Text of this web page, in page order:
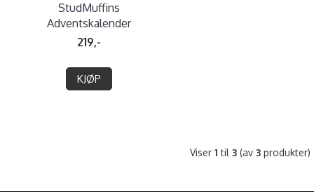
StudMuffins
Adventskalender
219,-
KJØP
Viser 1 til 3 (av 3 produkter)